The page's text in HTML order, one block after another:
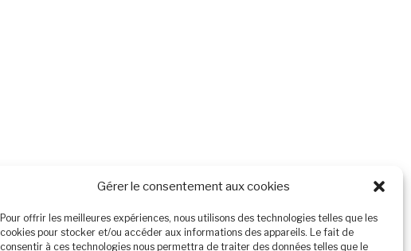
Gérer le consentement aux cookies
Pour offrir les meilleures expériences, nous utilisons des technologies telles que les
cookies pour stocker et/ou accéder aux informations des appareils. Le fait de
consentir à ces technologies nous permettra de traiter des données telles que le